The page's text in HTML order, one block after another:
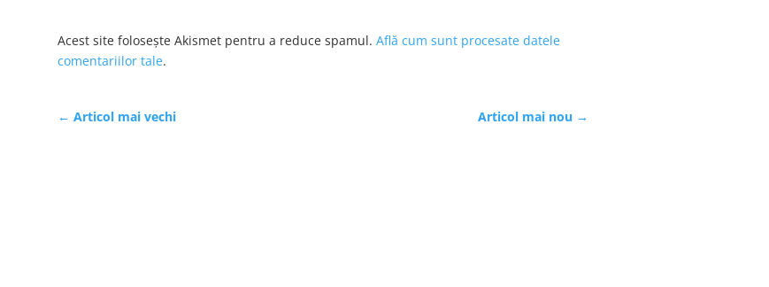
Acest site folosește Akismet pentru a reduce spamul. Află cum sunt procesate datele
comentariilor tale.
← Articol mai vechi Articol mai nou →